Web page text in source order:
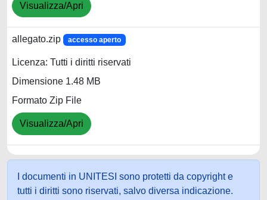
Visualizza/Apri
allegato.zip accesso aperto
Licenza: Tutti i diritti riservati
Dimensione 1.48 MB
Formato Zip File
Visualizza/Apri
I documenti in UNITESI sono protetti da copyright e
tutti i diritti sono riservati, salvo diversa indicazione.